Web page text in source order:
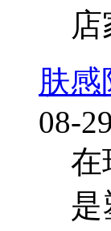
肤
08-
在
是